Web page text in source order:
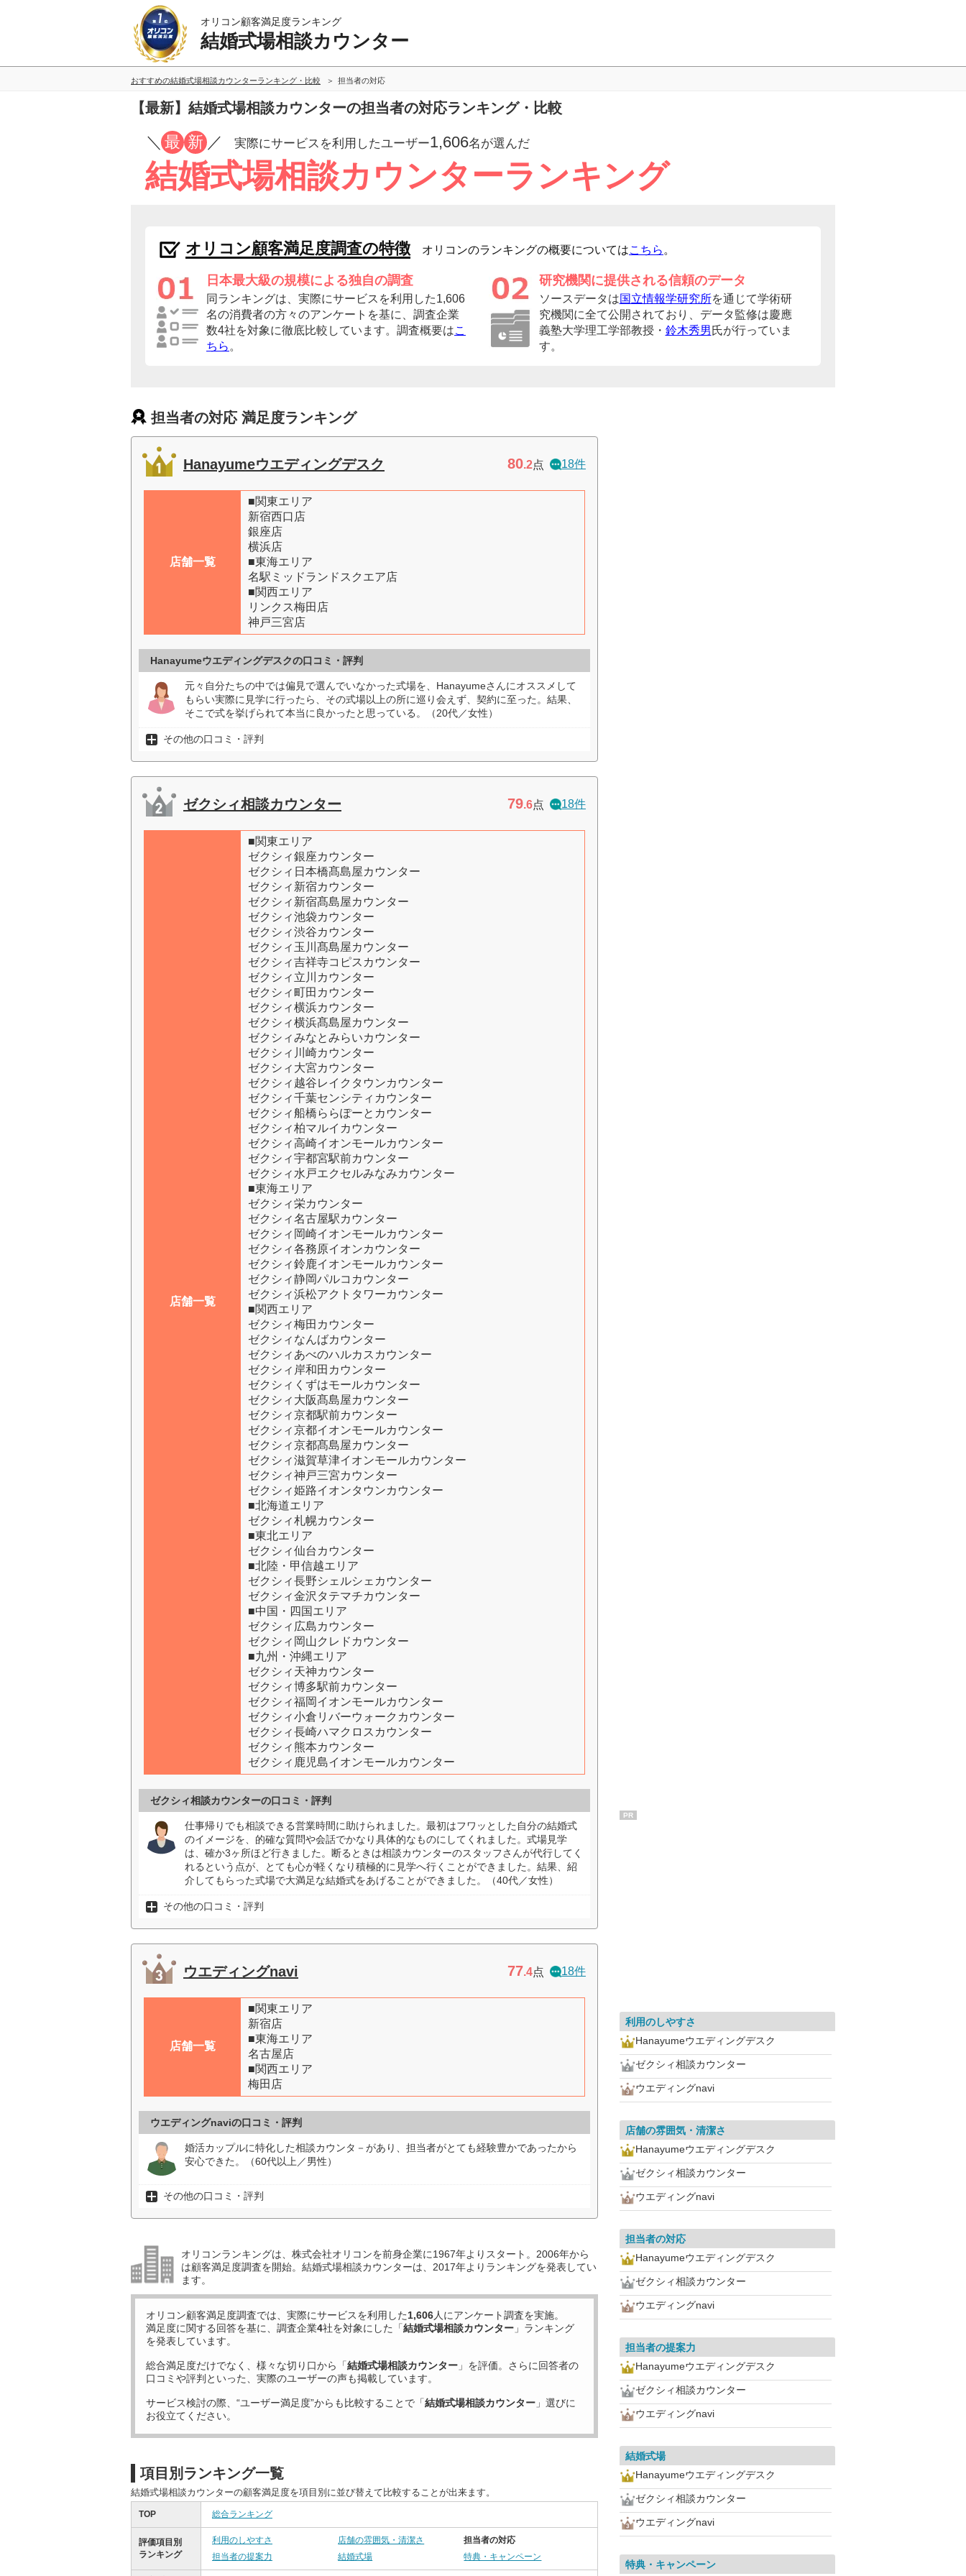
オリコン顧客満足度ランキング
結婚式場相談カウンター
おすすめの結婚式場相談カウンターランキング・比較 担当者の対応
【最新】結婚式場相談カウンターの担当者の対応ランキング・比較
／ 最 新 ／ 実際にサービスを利用したユーザー1,606名が選んだ
結婚式場相談カウンターランキング
オリコン顧客満足度調査の特徴 オリコンのランキングの概要についてはこちら 。
日本最大級の規模による独自の調査
同ランキングは、実際にサービスを利用した1,606
名の消費者の方々のアンケートを基に、調査企業
数4社を対象に徹底比較しています。調査概要はこ
ちら 。
研究機関に提供される信頼のデータ
ソースデータは国立情報学研究所を通じて学術研
究機関に全て公開されており、データ監修は慶應
義塾大学理工学部教授・ 鈴木秀男 氏が行っていま
す。
担当者の対応 満足度ランキング
Hanayumeウエディングデスク 80.2点 18件
店舗一覧
■関東エリア
新宿西口店
銀座店
横浜店
■東海エリア
名駅ミッドランドスクエア店
■関西エリア
リンクス梅田店
神戸三宮店
Hanayumeウエディングデスクの口コミ・評判
元々自分たちの中では偏見で選んでいなかった式場を、Hanayumeさんにオススメして
もらい実際に見学に行ったら、その式場以上の所に巡り会えず、契約に至った。結果、
そこで式を挙げられて本当に良かったと思っている。（20代／女性）
その他の口コミ・評判
ゼクシィ相談カウンター 79.6点 18件
店舗一覧
■関東エリア
ゼクシィ銀座カウンター
ゼクシィ日本橋髙島屋カウンター
ゼクシィ新宿カウンター
ゼクシィ新宿髙島屋カウンター
ゼクシィ池袋カウンター
ゼクシィ渋谷カウンター
ゼクシィ玉川髙島屋カウンター
ゼクシィ吉祥寺コピスカウンター
ゼクシィ立川カウンター
ゼクシィ町田カウンター
ゼクシィ横浜カウンター
ゼクシィ横浜髙島屋カウンター
ゼクシィみなとみらいカウンター
ゼクシィ川崎カウンター
ゼクシィ大宮カウンター
ゼクシィ越谷レイクタウンカウンター
ゼクシィ千葉センシティカウンター
ゼクシィ船橋ららぽーとカウンター
ゼクシィ柏マルイカウンター
ゼクシィ高崎イオンモールカウンター
ゼクシィ宇都宮駅前カウンター
ゼクシィ水戸エクセルみなみカウンター
■東海エリア
ゼクシィ栄カウンター
ゼクシィ名古屋駅カウンター
ゼクシィ岡崎イオンモールカウンター
ゼクシィ各務原イオンカウンター
ゼクシィ鈴鹿イオンモールカウンター
ゼクシィ静岡パルコカウンター
ゼクシィ浜松アクトタワーカウンター
■関西エリア
ゼクシィ梅田カウンター
ゼクシィなんばカウンター
ゼクシィあべのハルカスカウンター
ゼクシィ岸和田カウンター
ゼクシィくずはモールカウンター
ゼクシィ大阪髙島屋カウンター
ゼクシィ京都駅前カウンター
ゼクシィ京都イオンモールカウンター
ゼクシィ京都髙島屋カウンター
ゼクシィ滋賀草津イオンモールカウンター
ゼクシィ神戸三宮カウンター
ゼクシィ姫路イオンタウンカウンター
■北海道エリア
ゼクシィ札幌カウンター
■東北エリア
ゼクシィ仙台カウンター
■北陸・甲信越エリア
ゼクシィ長野シェルシェカウンター
ゼクシィ金沢タテマチカウンター
■中国・四国エリア
ゼクシィ広島カウンター
ゼクシィ岡山クレドカウンター
■九州・沖縄エリア
ゼクシィ天神カウンター
ゼクシィ博多駅前カウンター
ゼクシィ福岡イオンモールカウンター
ゼクシィ小倉リバーウォークカウンター
ゼクシィ長崎ハマクロスカウンター
ゼクシィ熊本カウンター
ゼクシィ鹿児島イオンモールカウンター
ゼクシィ相談カウンターの口コミ・評判
仕事帰りでも相談できる営業時間に助けられました。最初はフワッとした自分の結婚式
のイメージを、的確な質問や会話でかなり具体的なものにしてくれました。式場見学
は、確か3ヶ所ほど行きました。断るときは相談カウンターのスタッフさんが代行してく
れるという点が、とても心が軽くなり積極的に見学へ行くことができました。結果、紹
介してもらった式場で大満足な結婚式をあげることができました。（40代／女性）
その他の口コミ・評判
ウエディングnavi 77.4点 18件
店舗一覧
■関東エリア
新宿店
■東海エリア
名古屋店
■関西エリア
梅田店
ウエディングnaviの口コミ・評判
婚活カップルに特化した相談カウンタ－があり、担当者がとても経験豊かであったから
安心できた。（60代以上／男性）
その他の口コミ・評判
オリコンランキングは、株式会社オリコンを前身企業に1967年よりスタート。2006年から
は顧客満足度調査を開始。結婚式場相談カウンターは、2017年よりランキングを発表してい
ます。
オリコン顧客満足度調査では、実際にサービスを利用した1,606人にアンケート調査を実施。
満足度に関する回答を基に、調査企業4社を対象にした「結婚式場相談カウンター 」ランキング
を発表しています。
総合満足度だけでなく、様々な切り口から「結婚式場相談カウンター 」を評価。さらに回答者の
口コミや評判といった、実際のユーザーの声も掲載しています。
サービス検討の際、“ユーザー満足度”からも比較することで「結婚式場相談カウンター 」選びに
お役立てください。
項目別ランキング一覧
結婚式場相談カウンターの顧客満足度を項目別に並び替えて比較することが出来ます。
TOP 総合ランキング
評価項目別
ランキング
利用のしやすさ 店舗の雰囲気・清潔さ
担当者の対応
担当者の提案力
結婚式場 特典・キャンペーン
PR
利用のしやすさ
Hanayumeウエディングデスク
ゼクシィ相談カウンター
ウエディングnavi
店舗の雰囲気・清潔さ
Hanayumeウエディングデスク
ゼクシィ相談カウンター
ウエディングnavi
担当者の対応
Hanayumeウエディングデスク
ゼクシィ相談カウンター
ウエディングnavi
担当者の提案力
Hanayumeウエディングデスク
ゼクシィ相談カウンター
ウエディングnavi
結婚式場
Hanayumeウエディングデスク
ゼクシィ相談カウンター
ウエディングnavi
特典・キャンペーン